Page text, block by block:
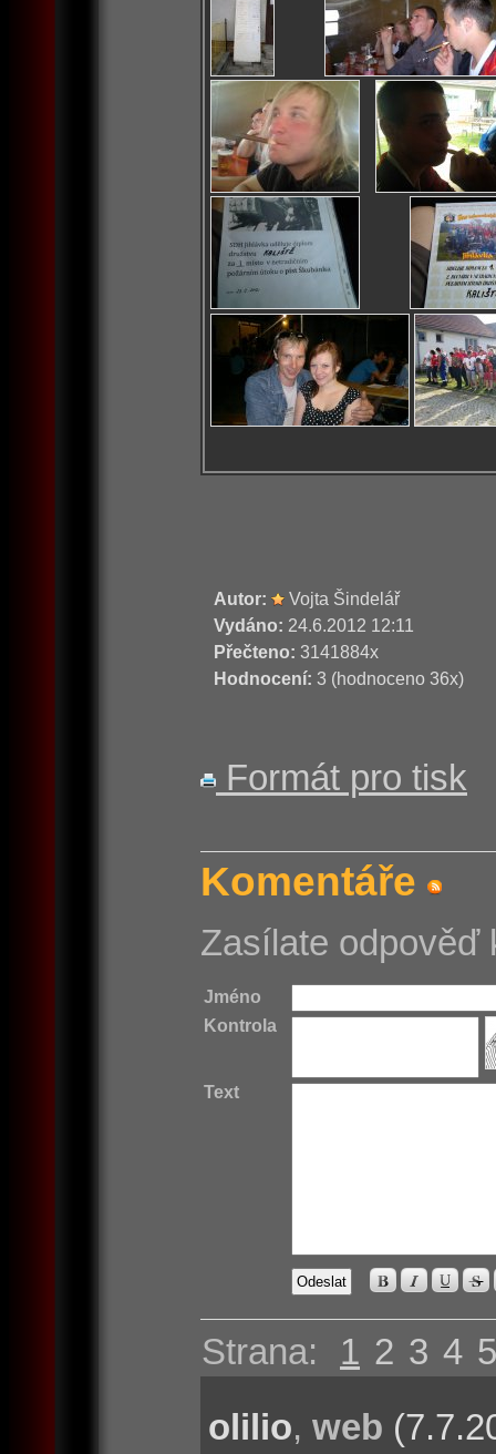
Autor:
Vojta Šindelář
Vydáno: 24.6.2012 12:11
Přečteno: 3141884x
Hodnocení: 3 (hodnoceno 36x)
Formát pro tisk
Komentáře
Zasílate odpověď
Jméno
Kontrola
Text
Strana: 1 2 3 4 5
olilio, web